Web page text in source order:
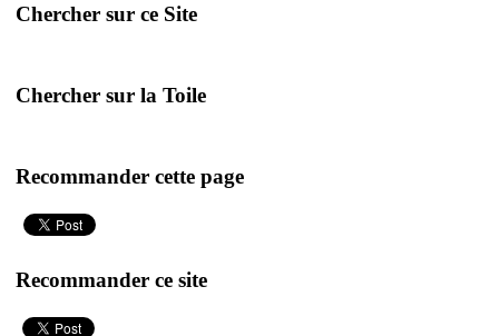
Chercher sur ce Site
Chercher sur la Toile
Recommander cette page
Recommander ce site